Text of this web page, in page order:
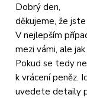
Dobrý den,
děkujeme, že
V nejlepším
mezi vámi, ale
Pokud se tedy
k vrácení peněz.
uvedete detaily